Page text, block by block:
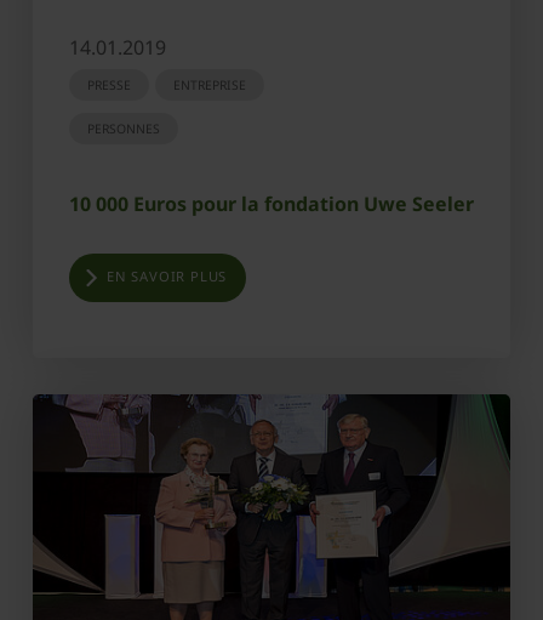
14.01.2019
PRESSE ENTREPRISE
PERSONNES
10 000 Euros pour la fondation Uwe Seeler
EN SAVOIR PLUS